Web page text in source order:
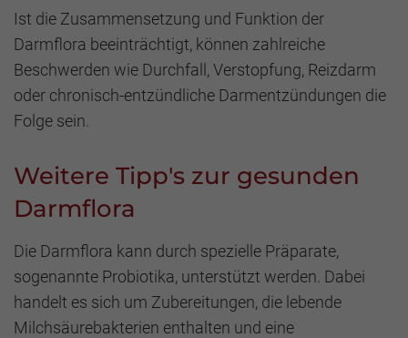
Ist die Zusammensetzung und Funktion der
Darmflora beeinträchtigt, können zahlreiche
Beschwerden wie Durchfall, Verstopfung, Reizdarm
oder chronisch-entzündliche Darmentzündungen die
Folge sein.
Weitere Tipp's zur gesunden
Darmflora
Die Darmflora kann durch spezielle Präparate,
sogenannte Probiotika, unterstützt werden. Dabei
handelt es sich um Zubereitungen, die lebende
Milchsäurebakterien enthalten und eine